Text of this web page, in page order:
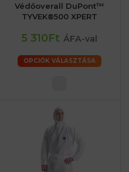
Védőoverall DuPont™
TYVEK®500 XPERT
5 310Ft ÁFA-val
OPCIÓK VÁLASZTÁSA